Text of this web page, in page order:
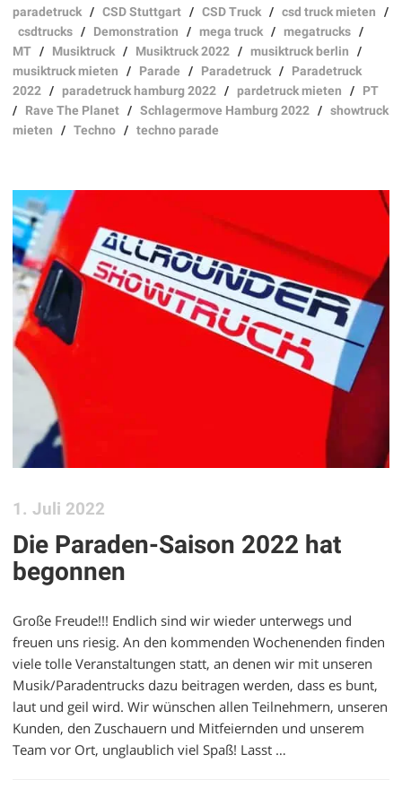
paradetruck /CSD Stuttgart /CSD Truck /csd truck mieten /
csdtrucks / Demonstration /mega truck /megatrucks /
MT / Musiktruck / Musiktruck 2022 /musiktruck berlin /
musiktruck mieten / Parade / Paradetruck / Paradetruck
2022 /paradetruck hamburg 2022 /pardetruck mieten / PT
/ Rave The Planet /Schlagermove Hamburg 2022 /showtruck
mieten /Techno /techno parade
1. Juli 2022
Die Paraden-Saison 2022 hat
begonnen
Große Freude!!! Endlich sind wir wieder unterwegs und
freuen uns riesig. An den kommenden Wochenenden finden
viele tolle Veranstaltungen statt, an denen wir mit unseren
Musik/Paradentrucks dazu beitragen werden, dass es bunt,
laut und geil wird. Wir wünschen allen Teilnehmern, unseren
Kunden, den Zuschauern und Mitfeiernden und unserem
Team vor Ort, unglaublich viel Spaß! Lasst …